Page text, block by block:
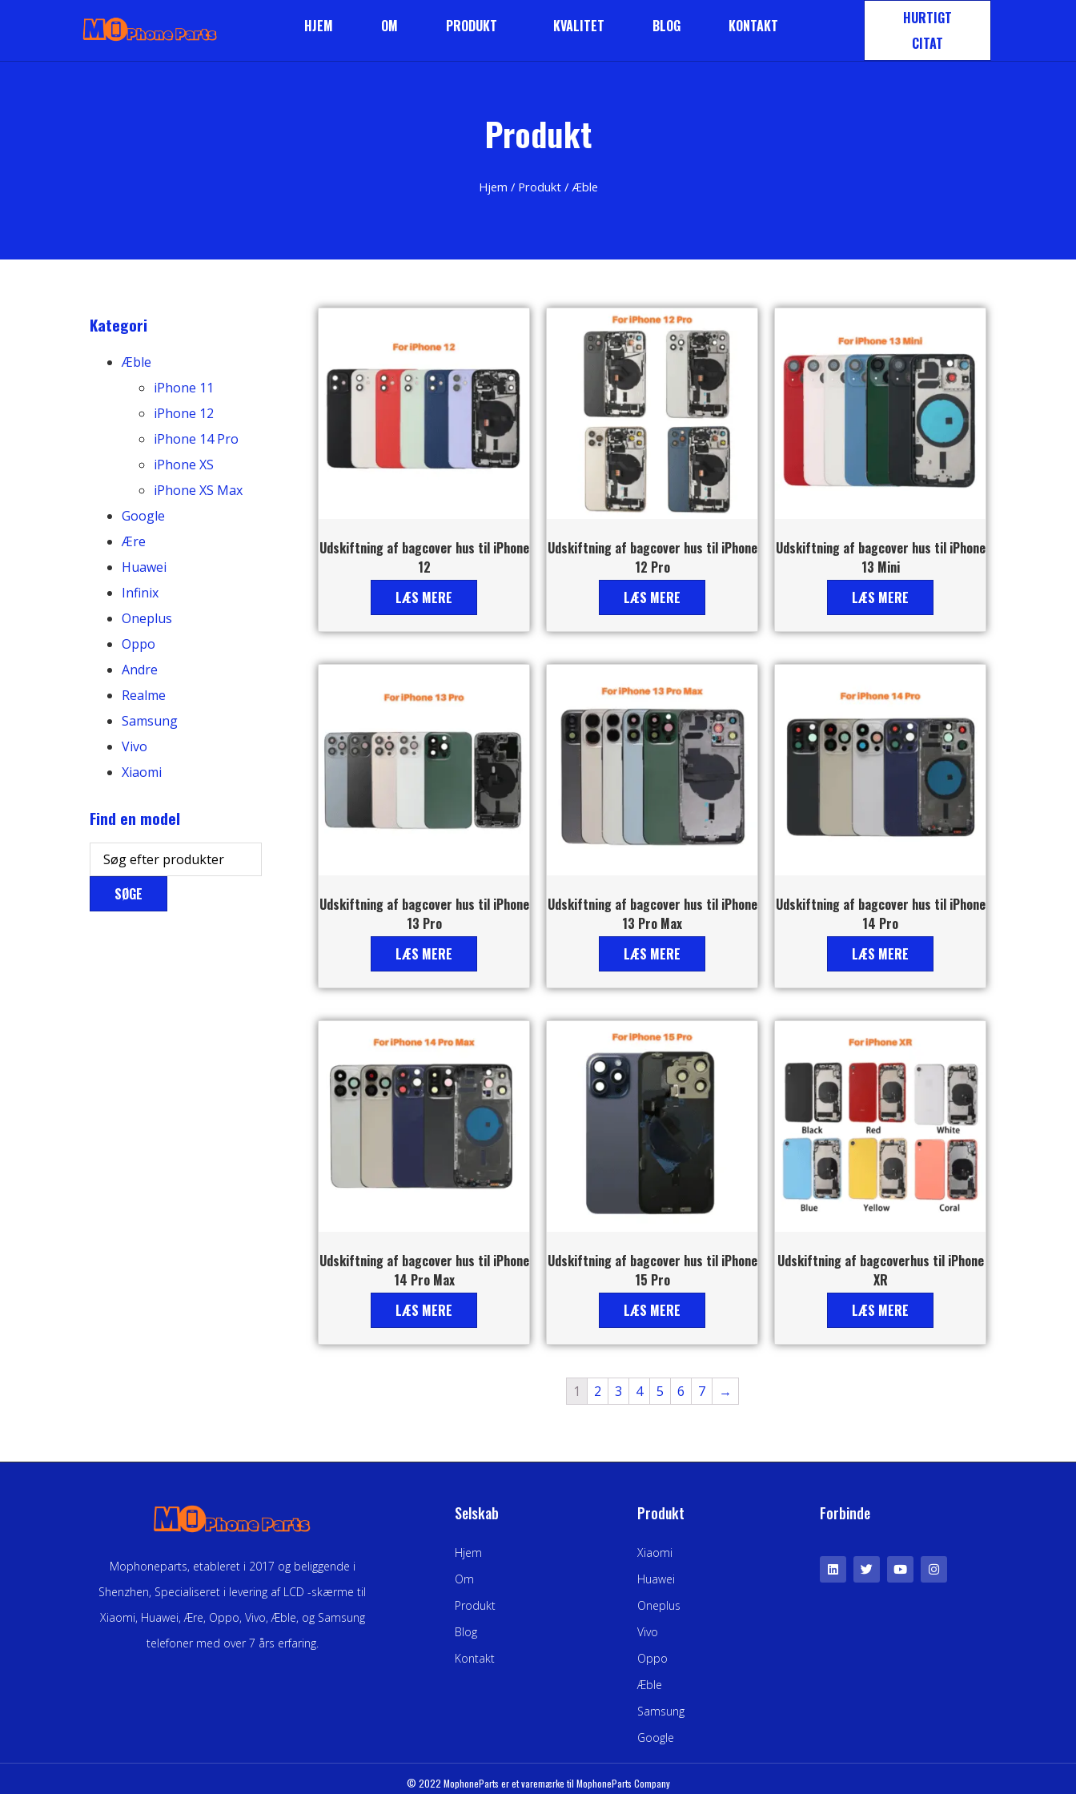
HJEM OM PRODUKT KVALITET BLOG KONTAKT
HURTIGT
CITAT
Produkt
Hjem / Produkt/ Æble
Kategori
Æble
iPhone 11
iPhone 12
iPhone 14 Pro
iPhone XS
iPhone XS Max
Google
Ære
Huawei
Infinix
Oneplus
Oppo
Andre
Realme
Samsung
Vivo
Xiaomi
Find en model
SØGE
Udskiftning af bagcover hus til iPhone
12
LÆS MERE
Udskiftning af bagcover hus til iPhone
12 Pro
LÆS MERE
Udskiftning af bagcover hus til iPhone
13 Mini
LÆS MERE
Udskiftning af bagcover hus til iPhone
13 Pro
LÆS MERE
Udskiftning af bagcover hus til iPhone
13 Pro Max
LÆS MERE
Udskiftning af bagcover hus til iPhone
14 Pro
LÆS MERE
Udskiftning af bagcover hus til iPhone
14 Pro Max
LÆS MERE
Udskiftning af bagcover hus til iPhone
15 Pro
LÆS MERE
Udskiftning af bagcoverhus til iPhone
XR
LÆS MERE
1 2 3 4 5 6 7 →
Mophoneparts, etableret i 2017 og beliggende i
Shenzhen, Specialiseret i levering af LCD -skærme til
Xiaomi, Huawei, Ære, Oppo, Vivo, Æble, og Samsung
telefoner med over 7 års erfaring.
Selskab
Hjem
Om
Produkt
Blog
Kontakt
Produkt
Xiaomi
Huawei
Oneplus
Vivo
Oppo
Æble
Samsung
Google
Forbinde
© 2022 MophoneParts er et varemærke til MophoneParts Company